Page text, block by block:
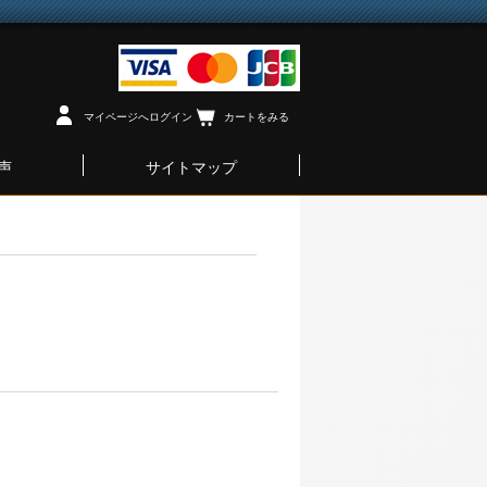
マイページへログイン カートをみる
サイトマップ